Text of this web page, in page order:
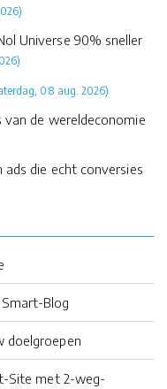
Universe 90% sneller
08 aug. 2026)
van de wereldeconomie
die echt conversies
Blog
doelgroepen
Site met 2-weg-